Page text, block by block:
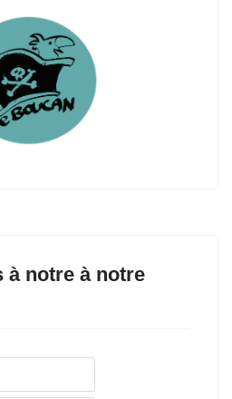
à notre à notre